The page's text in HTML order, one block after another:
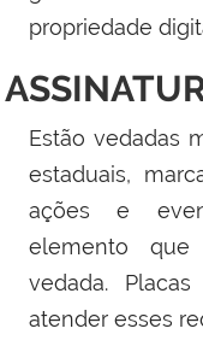
propriedade
Estão vedadas
estaduais,
ações e
elemento
vedada.
atender esses